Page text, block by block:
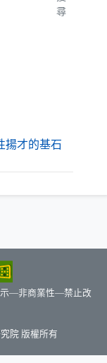
尋
揚才的基石
示—非商業性—禁止改
院（另開新視窗）
版權所有